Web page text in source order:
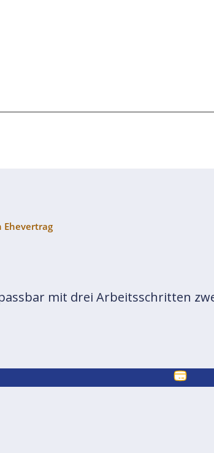
Ehevertrag
mit drei Arbeitsschritten